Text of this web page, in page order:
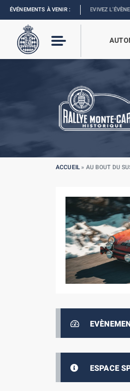
ÉVÉNEMENTS À VENIR :
DE MONACO :REVIVEZ L’ÉVÈNEMENTI
ACCUEIL» AU BOUT DU
ESPACE